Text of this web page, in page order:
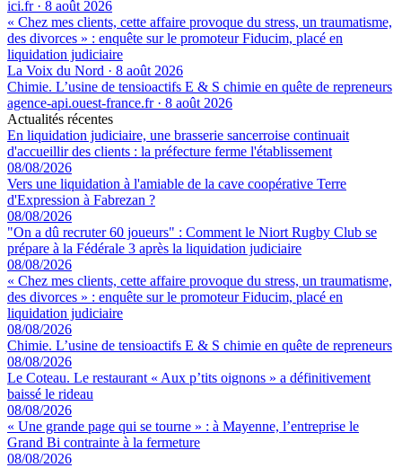
ici.fr· 8 août 2026
« Chez mes clients, cette affaire provoque du stress, un traumatisme,
des divorces » : enquête sur le promoteur Fiducim, placé en
liquidation judiciaire
La Voix du Nord · 8 août 2026
Chimie. L’usine de tensioactifs E & S chimie en quête de repreneurs
agence-api.ouest-france.fr· 8 août 2026
Actualités récentes
En liquidation judiciaire, une brasserie sancerroise continuait
d'accueillir des clients : la préfecture ferme l'établissement
08/08/2026
Vers une liquidation à l'amiable de la cave coopérative Terre
d'Expression à Fabrezan ?
08/08/2026
"On a dû recruter 60 joueurs" : Comment le Niort Rugby Club se
prépare à la Fédérale 3 après la liquidation judiciaire
08/08/2026
« Chez mes clients, cette affaire provoque du stress, un traumatisme,
des divorces » : enquête sur le promoteur Fiducim, placé en
liquidation judiciaire
08/08/2026
Chimie. L’usine de tensioactifs E & S chimie en quête de repreneurs
08/08/2026
Le Coteau. Le restaurant « Aux p’tits oignons » a définitivement
baissé le rideau
08/08/2026
« Une grande page qui se tourne » : à Mayenne, l’entreprise le
Grand Bi contrainte à la fermeture
08/08/2026